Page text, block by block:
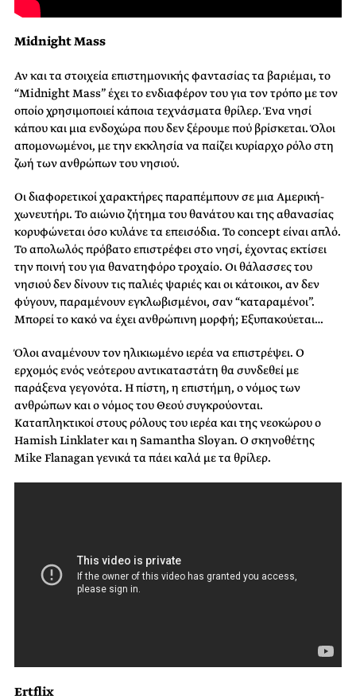
Midnight Mass
Αν και τα στοιχεία επιστημονικής φαντασίας τα βαριέμαι, το
“Midnight Mass” έχει το ενδιαφέρον του για τον τρόπο με τον
οποίο χρησιμοποιεί κάποια τεχνάσματα θρίλερ. Ένα νησί
κάπου και μια ενδοχώρα που δεν ξέρουμε πού βρίσκεται. Όλοι
απομονωμένοι, με την εκκλησία να παίζει κυρίαρχο ρόλο στη
ζωή των ανθρώπων του νησιού.
Οι διαφορετικοί χαρακτήρες παραπέμπουν σε μια Αμερική-
χωνευτήρι. Το αιώνιο ζήτημα του θανάτου και της αθανασίας
κορυφώνεται όσο κυλάνε τα επεισόδια. Το concept είναι απλό.
Το απολωλός πρόβατο επιστρέφει στο νησί, έχοντας εκτίσει
την ποινή του για θανατηφόρο τροχαίο. Οι θάλασσες του
νησιού δεν δίνουν τις παλιές ψαριές και οι κάτοικοι, αν δεν
φύγουν, παραμένουν εγκλωβισμένοι, σαν “καταραμένοι”.
Μπορεί το κακό να έχει ανθρώπινη μορφή; Εξυπακούεται…
Όλοι αναμένουν τον ηλικιωμένο ιερέα να επιστρέψει. Ο
ερχομός ενός νεότερου αντικαταστάτη θα συνδεθεί με
παράξενα γεγονότα. Η πίστη, η επιστήμη, ο νόμος των
ανθρώπων και ο νόμος του Θεού συγκρούονται.
Καταπληκτικοί στους ρόλους του ιερέα και της νεοκώρου ο
Hamish Linklater και η Samantha Sloyan. Ο σκηνοθέτης
Mike Flanagan γενικά τα πάει καλά με τα θρίλερ.
Ertflix